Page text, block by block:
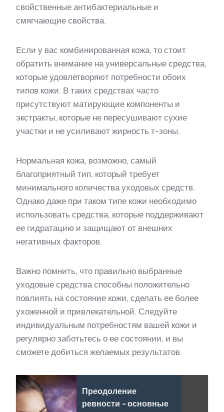
свойственные антибактериальные и
смягчающие свойства.
Если у вас комбинированная кожа, то стоит
обратить внимание на универсальные средства,
которые удовлетворяют потребности обоих
типов кожи. В таких средствах часто
присутствуют матирующие компоненты и
экстракты, которые не пересушивают сухие
участки и не усиливают жирность т-зоны.
Нормальная кожа, возможно, самый
благоприятный тип, который требует
минимального количества уходовых средств.
Однако даже при таком типе кожи необходимо
использовать средства, которые поддерживают
ее гидратацию и защищают от внешних
негативных факторов.
Важно помнить, что правильно выбранные
уходовые средства способны положительно
повлиять на состояние кожи, сделать ее более
ухоженной и привлекательной. Следуйте
индивидуальным потребностям вашей кожи и
регулярно заботьтесь о ее состоянии, и вы
сможете добиться желаемых результатов.
Преодоление
ревности - основные